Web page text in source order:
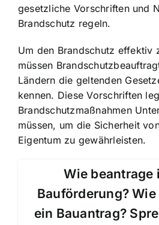
gesetzliche Vorschriften und
Brandschutz regeln.
Um den Brandschutz effektiv
müssen
Ländern die geltenden
kennen. Diese Vorschriften
Brandschutzmaßnahmen
müssen, um die Sicherheit
Eigentum zu gewährleisten.
Wie beantrage
Bauförderung?
ein Bauantrag?